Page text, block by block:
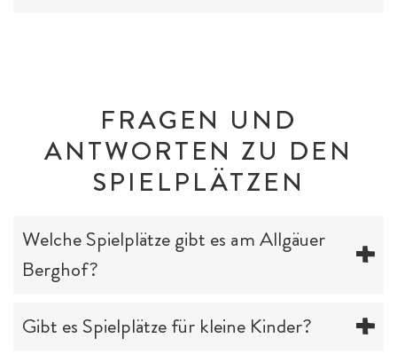
FRAGEN UND
ANTWORTEN ZU DEN
SPIELPLÄTZEN
Welche Spielplätze gibt es am Allgäuer
Berghof?
Gibt es Spielplätze für kleine Kinder?